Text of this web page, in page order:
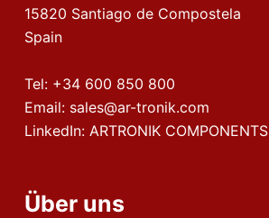
15820 Santiago de Compostela
Spain
Tel: +34 600 850 800
Email: sales@ar-tronik.com
LinkedIn: ARTRONIK COMPONENTS
Über uns